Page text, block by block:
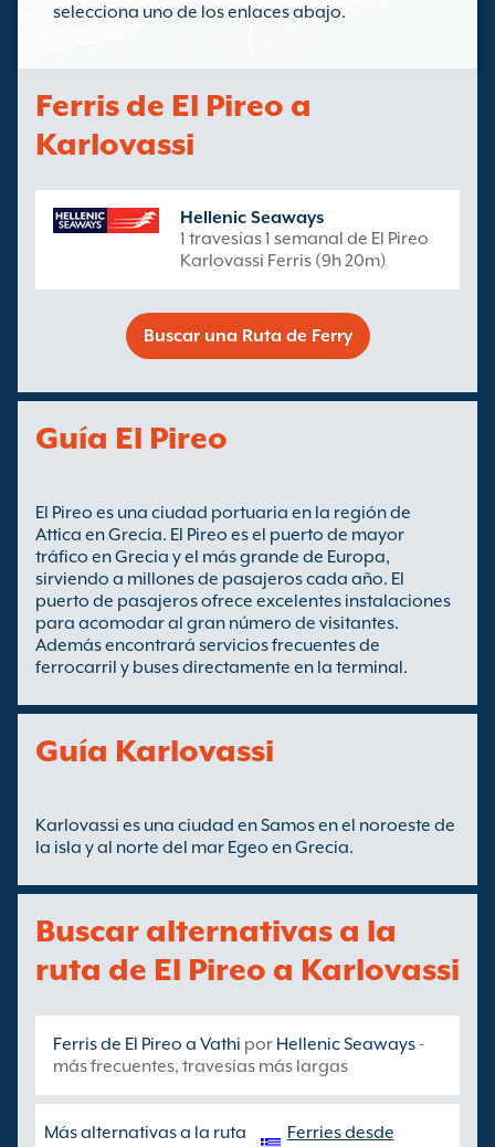
selecciona uno de los enlaces abajo.
Ferris de El Pireo a
Karlovassi
Hellenic Seaways
1 travesías 1 semanal de El Pireo
Karlovassi Ferris (9h 20m)
Buscar una Ruta de Ferry
Guía El Pireo
El Pireo es una ciudad portuaria en la región de
Attica en Grecia. El Pireo es el puerto de mayor
tráfico en Grecia y el más grande de Europa,
sirviendo a millones de pasajeros cada año. El
puerto de pasajeros ofrece excelentes instalaciones
para acomodar al gran número de visitantes.
Además encontrará servicios frecuentes de
ferrocarril y buses directamente en la terminal.
Guía Karlovassi
Karlovassi es una ciudad en Samos en el noroeste de
la isla y al norte del mar Egeo en Grecia.
Buscar alternativas a la
ruta de El Pireo a Karlovassi
Ferris de El Pireo a Vathi por Hellenic Seaways-
más frecuentes, travesías más largas
Más alternativas a la ruta
Ferries desde